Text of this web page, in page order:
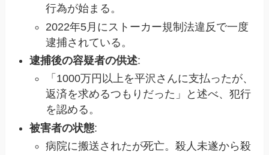
行為が始まる。
2022年5月にストーカー規制法違反で一度
逮捕されている。
逮捕後の容疑者の供述:
「1000万円以上を平沢さんに支払ったが、
返済を求めるつもりだった」と述べ、犯行
を認める。
被害者の状態:
病院に搬送されたが死亡。殺人未遂から殺